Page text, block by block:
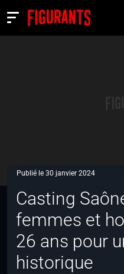
Actualités
Publié le 30 janvier 2024
Casting
femmes et
26 ans pour
historique